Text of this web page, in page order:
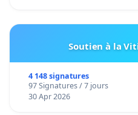
Soutien à la
4 148 signatures
97 Signatures / 7 jours
30 Apr 2026